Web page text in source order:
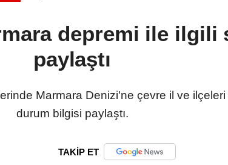
depremi ile ilgili
paylaştı
Marmara Denizi'ne çevre il ve
durum bilgisi paylaştı.
TAKİP ET